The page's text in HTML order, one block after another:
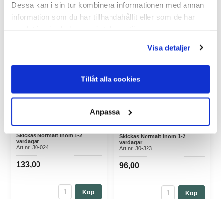
Dessa kan i sin tur kombinera informationen med annan
information som du har tillhandahållit eller som de har
Visa detaljer
Tillåt alla cookies
Anpassa
Varumärke: Kerbl
fårgrimma.Justerbar runt nacken.
Skickas Normalt inom 1-2
vardagar
Art nr. 30-024
133,00
Köp
Varumärke: Kerbl
Grimskaft Bull-SnapMed mycket
kraftig
mm pol...
Skickas Normalt inom 1-2
vardagar
Art nr. 30-323
96,00
Köp